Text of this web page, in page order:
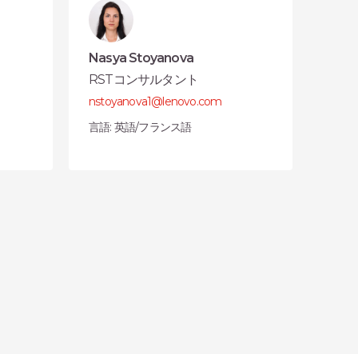
Nasya Stoyanova
RSTコンサルタント
nstoyanova1@lenovo.com
言語: 英語/フランス語